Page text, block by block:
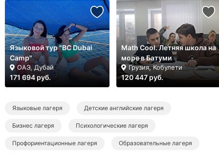
Языковой тур "BC Dubai
Camp"
ОАЭ, Дубай
171 694 руб.
Math Cool. Летняя школа на
море в Батуми
Грузия, Кобулети
120 447 руб.
Языковые лагеря Детские английские лагеря
Бизнес лагеря Психологические лагеря
Профориентационные лагеря Образовательные лагеря